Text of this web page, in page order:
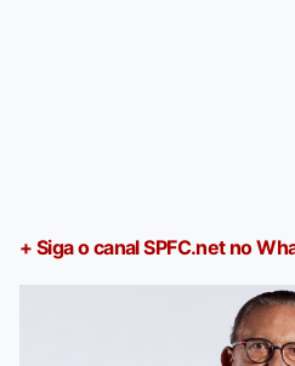
+ Siga o canal SPFC.net no